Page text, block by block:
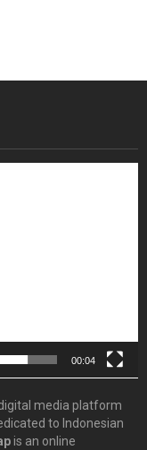
00:04
media platform
to Indonesian
is an online